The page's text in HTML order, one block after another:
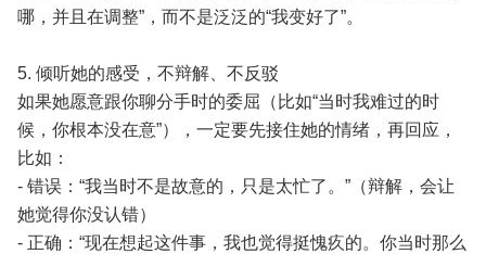
哪，并且在调整”，而不是泛泛的“我变好了”。
5. 倾听她的感受，不辩解、不反驳
如果她愿意跟你聊分手时的委屈（比如“当时我难过的时
候，你根本没在意”），一定要先接住她的情绪，再回应，
比如：
- 错误：“我当时不是故意的，只是太忙了。”（辩解，会让
她觉得你没认错）
- 正确：“现在想起这件事，我也觉得挺愧疚的。你当时那么